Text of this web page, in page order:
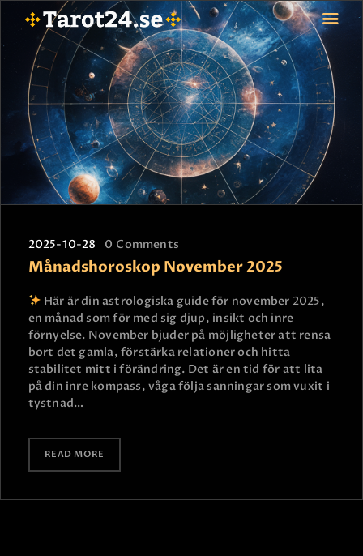
HEM
ASTROLOGI
STJÄRNTECKEN
TAROT
SPÅDAM-SIERSKA
JOBBA SOM SPÅDAM
BETALNING
FAQ
KONTAKTA OSS
2025-10-28 0 Comments
Månadshoroskop November 2025
Här är din astrologiska guide för november 2025,
en månad som för med sig djup, insikt och inre
förnyelse. November bjuder på möjligheter att rensa
bort det gamla, förstärka relationer och hitta
stabilitet mitt i förändring. Det är en tid för att lita
på din inre kompass, våga följa sanningar som vuxit i
tystnad…
READ MORE